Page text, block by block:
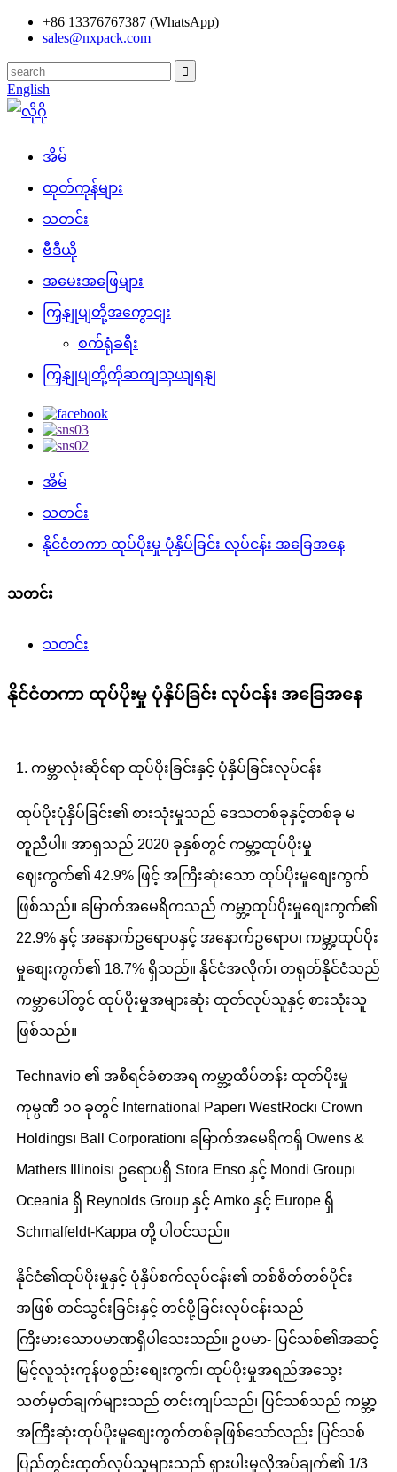
+86 13376767387 (WhatsApp)
sales@nxpack.com
English
အိမ်
ထုတ်ကုန်များ
သတင်း
ဗီဒီယို
အမေးအဖြေများ
ကြှနျုပျတို့အကွောငျး
စက်ရုံခရီး
ကြှနျုပျတို့ကိုဆကျသှယျရနျ
အိမ်
သတင်း
နိုင်ငံတကာ ထုပ်ပိုးမှု ပုံနှိပ်ခြင်း လုပ်ငန်း အခြေအနေ
သတင်း
သတင်း
နိုင်ငံတကာ ထုပ်ပိုးမှု ပုံနှိပ်ခြင်း လုပ်ငန်း အခြေအနေ
1. ကမ္ဘာလုံးဆိုင်ရာ ထုပ်ပိုးခြင်းနှင့် ပုံနှိပ်ခြင်းလုပ်ငန်း
ထုပ်ပိုးပုံနှိပ်ခြင်း၏ စားသုံးမှုသည် ဒေသတစ်ခုနှင့်တစ်ခု မ
တူညီပါ။ အာရှသည် 2020 ခုနှစ်တွင် ကမ္ဘာ့ထုပ်ပိုးမှု
ဈေးကွက်၏ 42.9% ဖြင့် အကြီးဆုံးသော ထုပ်ပိုးမှုစျေးကွက်
ဖြစ်သည်။ မြောက်အမေရိကသည် ကမ္ဘာ့ထုပ်ပိုးမှုစျေးကွက်၏
22.9% နှင့် အနောက်ဥရောပနှင့် အနောက်ဥရောပ၊ ကမ္ဘာ့ထုပ်ပိုး
မှုစျေးကွက်၏ 18.7% ရှိသည်။ နိုင်ငံအလိုက်၊ တရုတ်နိုင်ငံသည်
ကမ္ဘာပေါ်တွင် ထုပ်ပိုးမှုအများဆုံး ထုတ်လုပ်သူနှင့် စားသုံးသူ
ဖြစ်သည်။
Technavio ၏ အစီရင်ခံစာအရ ကမ္ဘာ့ထိပ်တန်း ထုတ်ပိုးမှု
ကုမ္ပဏီ ၁၀ ခုတွင် International Paper၊ WestRock၊ Crown
Holdings၊ Ball Corporation၊ မြောက်အမေရိကရှိ Owens &
Mathers Illinois၊ ဥရောပရှိ Stora Enso နှင့် Mondi Group၊
Oceania ရှိ Reynolds Group နှင့် Amko နှင့် Europe ရှိ
Schmalfeldt-Kappa တို့ ပါဝင်သည်။
နိုင်ငံ၏ထုပ်ပိုးမှုနှင့် ပုံနှိပ်စက်လုပ်ငန်း၏ တစ်စိတ်တစ်ပိုင်း
အဖြစ် တင်သွင်းခြင်းနှင့် တင်ပို့ခြင်းလုပ်ငန်းသည်
ကြီးမားသောပမာဏရှိပါသေးသည်။ ဥပမာ- ပြင်သစ်၏အဆင့်
မြင့်လူသုံးကုန်ပစ္စည်းစျေးကွက်၊ ထုပ်ပိုးမှုအရည်အသွေး
သတ်မှတ်ချက်များသည် တင်းကျပ်သည်၊ ပြင်သစ်သည် ကမ္ဘာ့
အကြီးဆုံးထုပ်ပိုးမှုစျေးကွက်တစ်ခုဖြစ်သော်လည်း ပြင်သစ်
ပြည်တွင်းထုတ်လုပ်သူများသည် ရှားပါးမှုလိုအပ်ချက်၏ 1/3